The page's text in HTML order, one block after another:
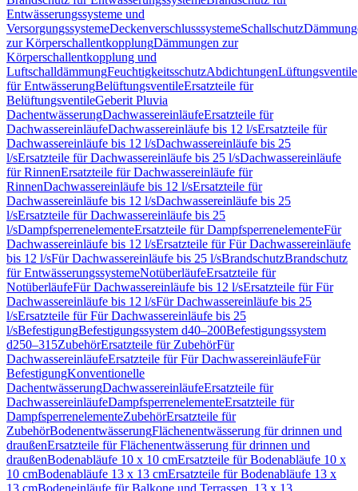
Entwässerungssysteme und
VersorgungssystemeDeckenverschlusssystemeSchallschutz
zur KörperschallentkopplungDämmungen zur
Körperschallentkopplung und
LuftschalldämmungFeuchtigkeitsschutzAbdichtungenLüftungsventile
für EntwässerungBelüftungsventileErsatzteile für
BelüftungsventileGeberit Pluvia
DachentwässerungDachwassereinläufeErsatzteile für
DachwassereinläufeDachwassereinläufe bis 12 l/sErsatzteile für
Dachwassereinläufe bis 12 l/sDachwassereinläufe bis 25
l/sErsatzteile für Dachwassereinläufe bis 25 l/sDachwassereinläufe
für RinnenErsatzteile für Dachwassereinläufe für
RinnenDachwassereinläufe bis 12 l/sErsatzteile für
Dachwassereinläufe bis 12 l/sDachwassereinläufe bis 25
l/sErsatzteile für Dachwassereinläufe bis 25
l/sDampfsperrenelementeErsatzteile für DampfsperrenelementeFür
Dachwassereinläufe bis 12 l/sErsatzteile für Für Dachwassereinläufe
bis 12 l/sFür Dachwassereinläufe bis 25 l/sBrandschutzBrandschutz
für EntwässerungssystemeNotüberläufeErsatzteile für
NotüberläufeFür Dachwassereinläufe bis 12 l/sErsatzteile für Für
Dachwassereinläufe bis 12 l/sFür Dachwassereinläufe bis 25
l/sErsatzteile für Für Dachwassereinläufe bis 25
l/sBefestigungBefestigungssystem d40–200Befestigungssystem
d250–315ZubehörErsatzteile für ZubehörFür
DachwassereinläufeErsatzteile für Für DachwassereinläufeFür
BefestigungKonventionelle
DachentwässerungDachwassereinläufeErsatzteile für
DachwassereinläufeDampfsperrenelementeErsatzteile für
DampfsperrenelementeZubehörErsatzteile für
ZubehörBodenentwässerungFlächenentwässerung für drinnen und
draußenErsatzteile für Flächenentwässerung für drinnen und
draußenBodenabläufe 10 x 10 cmErsatzteile für Bodenabläufe 10 x
10 cmBodenabläufe 13 x 13 cmErsatzteile für Bodenabläufe 13 x
13 cmBodeneinläufe für Balkone und Terrassen, 13 x 13